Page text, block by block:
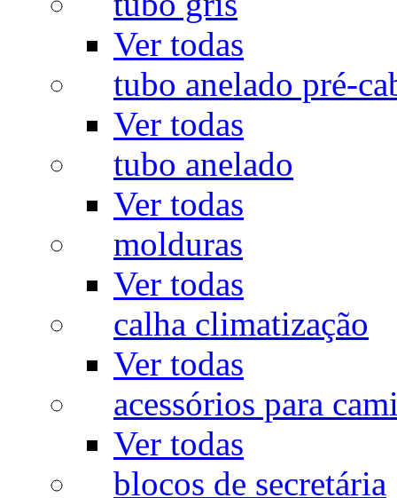
Ver todas
tubo anelado pré-
Ver todas
tubo anelado
Ver todas
molduras
Ver todas
calha climatização
Ver todas
acessórios para
Ver todas
blocos de secretária